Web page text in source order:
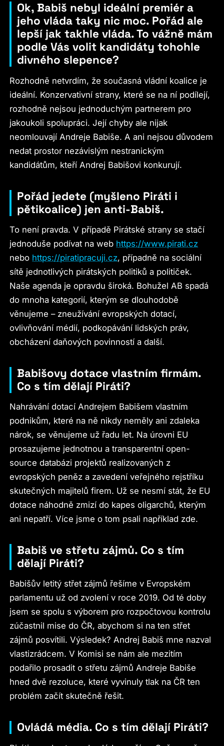
Ok, Babiš nebyl ideální premiér a
jeho vláda taky nic moc. Pořád ale
lepší jak takhle vláda. To vážně mám
podle Vás volit kandidáty tohohle
divného slepence?
Rozhodně netvrdím, že současná vládní koalice je
ideální. Konzervativní strany, které se na ní podílejí,
rozhodně nejsou jednoduchým partnerem pro
jakoukoli spolupráci. Její chyby ale nijak
neomlouvají Andreje Babiše. A ani nejsou důvodem
nedat prostor nezávislým nestranickým
kandidátům, kteří Andrej Babišovi konkurují.
Pořád jedete (myšleno Piráti i
pětikoalice) jen anti-Babiš.
To není pravda. V případě Pirátské strany se stačí
jednoduše podívat na web https://www.pirati.cz
nebo https://piratipracuji.cz, případně na sociální
sítě jednotlivých pirátských politiků a političek.
Naše agenda je opravdu široká. Bohužel AB spadá
do mnoha kategorií, kterým se dlouhodobě
věnujeme – zneužívání evropských dotací,
ovlivňování médií, podkopávání lidských práv,
obcházení daňových povinností a další.
Babišovy dotace vlastním firmám.
Co s tím dělají Piráti?
Nahrávání dotací Andrejem Babišem vlastním
podnikům, které na ně nikdy neměly ani zdaleka
nárok, se věnujeme už řadu let. Na úrovni EU
prosazujeme jednotnou a transparentní open-
source databázi projektů realizovaných z
evropských peněz a zavedení veřejného rejstříku
skutečných majitelů firem. Už se nesmí stát, že EU
dotace náhodně zmizí do kapes oligarchů, kterým
ani nepatří. Více jsme o tom psali například zde.
Babiš ve střetu zájmů. Co s tím
dělají Piráti?
Babišův letitý střet zájmů řešíme v Evropském
parlamentu už od zvolení v roce 2019. Od té doby
jsem se spolu s výborem pro rozpočtovou kontrolu
zúčastnil mise do ČR, abychom si na ten střet
zájmů posvítili. Výsledek? Andrej Babiš mne nazval
vlastizrádcem. V Komisi se nám ale mezitím
podařilo prosadit o střetu zájmů Andreje Babiše
hned dvě rezoluce, které vyvinuly tlak na ČR ten
problém začít skutečně řešit.
Ovládá média. Co s tím dělají Piráti?